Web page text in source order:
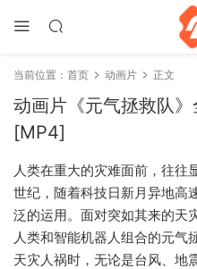
当前位置： 首页 动画片 正文
动画片《元气拯救队
[MP4]
人类在重大的灾难面前，往往
世纪，随着科技日新月异地高
泛的运用。面对突如其来的天
人类和智能机器人组合的元气
天灾人祸时，无论是台风、地